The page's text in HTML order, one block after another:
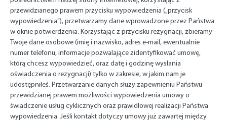
przewidzianego prawem przycisku wypowiedzenia („przycisk
wypowiedzenia”), przetwarzamy dane wprowadzone przez Państwa
w oknie potwierdzenia. Korzystając z przycisku rezygnacji, zbieramy
Twoje dane osobowe (imię i nazwisko, adres e-mail, ewentualnie
numer telefonu, informacje pozwalające zidentyfikować umowę,
którą chcesz wypowiedzieć, oraz datę i godzinę wysłania
oświadczenia o rezygnacji) tylko w zakresie, w jakim nam je
udostępniłeś. Przetwarzanie danych służy zapewnieniu Państwu
przewidzianej prawem możliwości wypowiedzenia umowy o
świadczenie usług cyklicznych oraz prawidłowej realizacji Państwa
wypowiedzenia. Jeśli kontakt dotyczy umowy już zawartej między